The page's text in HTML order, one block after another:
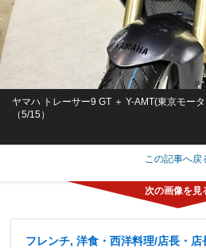
ヤマハ トレーサー9 GT ＋ Y-AMT(東京モー
（5/15）
この記事へ戻
フレンチ, 洋食・西洋料理/店長・